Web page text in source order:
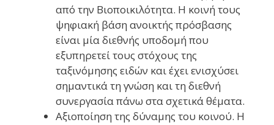
από την Βιοποικιλότητα. Η κοινή τους
ψηφιακή βάση ανοικτής πρόσβασης
είναι μία διεθνής υποδομή που
εξυπηρετεί τους στόχους της
ταξινόμησης ειδών και έχει ενισχύσει
σημαντικά τη γνώση και τη διεθνή
συνεργασία πάνω στα σχετικά θέματα.
Αξιοποίηση της δύναμης του κοινού. Η